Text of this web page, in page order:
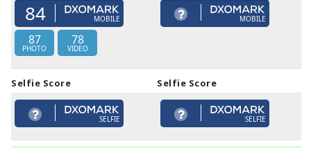
84 MOBILE
87
PHOTO
78
VIDEO
Selfie Score
SELFIE
MOBILE
Selfie Score
SELFIE